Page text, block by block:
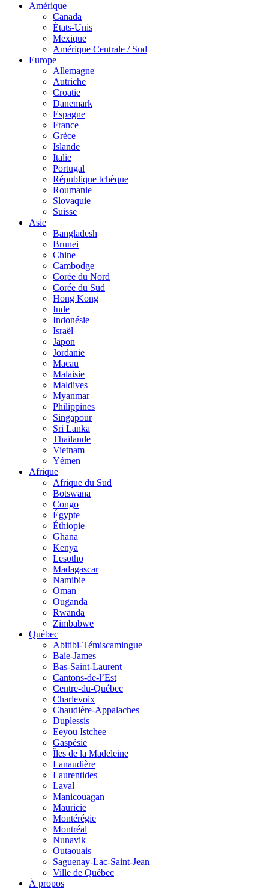
Amérique
Canada
États-Unis
Mexique
Amérique Centrale / Sud
Europe
Allemagne
Autriche
Croatie
Danemark
Espagne
France
Grèce
Islande
Italie
Portugal
République tchèque
Roumanie
Slovaquie
Suisse
Asie
Bangladesh
Brunei
Chine
Cambodge
Corée du Nord
Corée du Sud
Hong Kong
Inde
Indonésie
Israël
Japon
Jordanie
Macau
Malaisie
Maldives
Myanmar
Philippines
Singapour
Sri Lanka
Thaïlande
Vietnam
Yémen
Afrique
Afrique du Sud
Botswana
Congo
Égypte
Éthiopie
Ghana
Kenya
Lesotho
Madagascar
Namibie
Oman
Ouganda
Rwanda
Zimbabwe
Québec
Abitibi-Témiscamingue
Baie-James
Bas-Saint-Laurent
Cantons-de-l’Est
Centre-du-Québec
Charlevoix
Chaudière-Appalaches
Duplessis
Eeyou Istchee
Gaspésie
Îles de la Madeleine
Lanaudière
Laurentides
Laval
Manicouagan
Mauricie
Montérégie
Montréal
Nunavik
Outaouais
Saguenay-Lac-Saint-Jean
Ville de Québec
À propos